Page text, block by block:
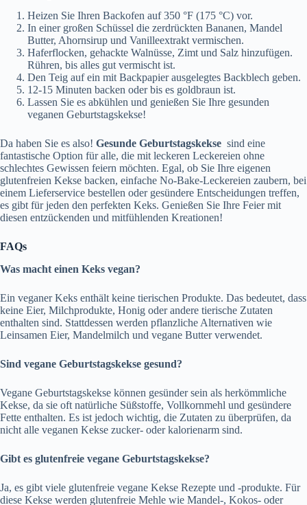
Heizen Sie Ihren Backofen auf 350 °F (175 °C) vor.
In einer großen Schüssel die zerdrückten Bananen, Mandel
Butter, Ahornsirup und Vanilleextrakt vermischen.
Haferflocken, gehackte Walnüsse, Zimt und Salz hinzufügen.
Rühren, bis alles gut vermischt ist.
Den Teig auf ein mit Backpapier ausgelegtes Backblech geben.
12-15 Minuten backen oder bis es goldbraun ist.
Lassen Sie es abkühlen und genießen Sie Ihre gesunden
veganen Geburtstagskekse!
Da haben Sie es also! Gesunde Geburtstagskekse sind eine
fantastische Option für alle, die mit leckeren Leckereien ohne
schlechtes Gewissen feiern möchten. Egal, ob Sie Ihre eigenen
glutenfreien Kekse backen, einfache No-Bake-Leckereien zaubern, bei
einem Lieferservice bestellen oder gesündere Entscheidungen treffen,
es gibt für jeden den perfekten Keks. Genießen Sie Ihre Feier mit
diesen entzückenden und mitfühlenden Kreationen!
FAQs
Was macht einen Keks vegan?
Ein veganer Keks enthält keine tierischen Produkte. Das bedeutet, dass
keine Eier, Milchprodukte, Honig oder andere tierische Zutaten
enthalten sind. Stattdessen werden pflanzliche Alternativen wie
Leinsamen Eier, Mandelmilch und vegane Butter verwendet.
Sind vegane Geburtstagskekse gesund?
Vegane Geburtstagskekse können gesünder sein als herkömmliche
Kekse, da sie oft natürliche Süßstoffe, Vollkornmehl und gesündere
Fette enthalten. Es ist jedoch wichtig, die Zutaten zu überprüfen, da
nicht alle veganen Kekse zucker- oder kalorienarm sind.
Gibt es glutenfreie vegane Geburtstagskekse?
Ja, es gibt viele glutenfreie vegane Kekse Rezepte und -produkte. Für
diese Kekse werden glutenfreie Mehle wie Mandel-, Kokos- oder